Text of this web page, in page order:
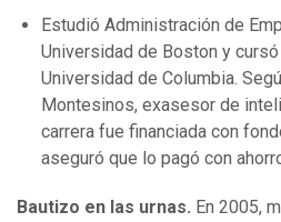
Estudió Administración de
Universidad de Boston y
Universidad de Columbia.
Montesinos, exasesor de
carrera fue financiada con
aseguró que lo pagó con
Bautizo en las urnas. En 2005,